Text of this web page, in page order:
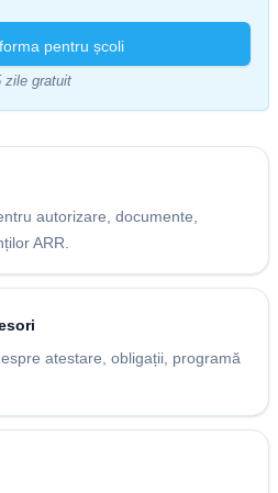
pentru școli
zile gratuit
autorizare, documente,
ARR.
atestare, obligații, programă